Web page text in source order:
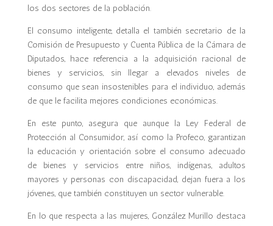
los dos sectores de la población.
El consumo inteligente, detalla el también secretario de la
Comisión de Presupuesto y Cuenta Pública de la Cámara de
Diputados, hace referencia a la adquisición racional de
bienes y servicios, sin llegar a elevados niveles de
consumo que sean insostenibles para el individuo, además
de que le facilita mejores condiciones económicas.
En este punto, asegura que aunque la Ley Federal de
Protección al Consumidor, así como la Profeco, garantizan
la educación y orientación sobre el consumo adecuado
de bienes y servicios entre niños, indígenas, adultos
mayores y personas con discapacidad, dejan fuera a los
jóvenes, que también constituyen un sector vulnerable.
En lo que respecta a las mujeres, González Murillo destaca